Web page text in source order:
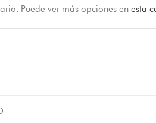
Puede ver más opciones en esta